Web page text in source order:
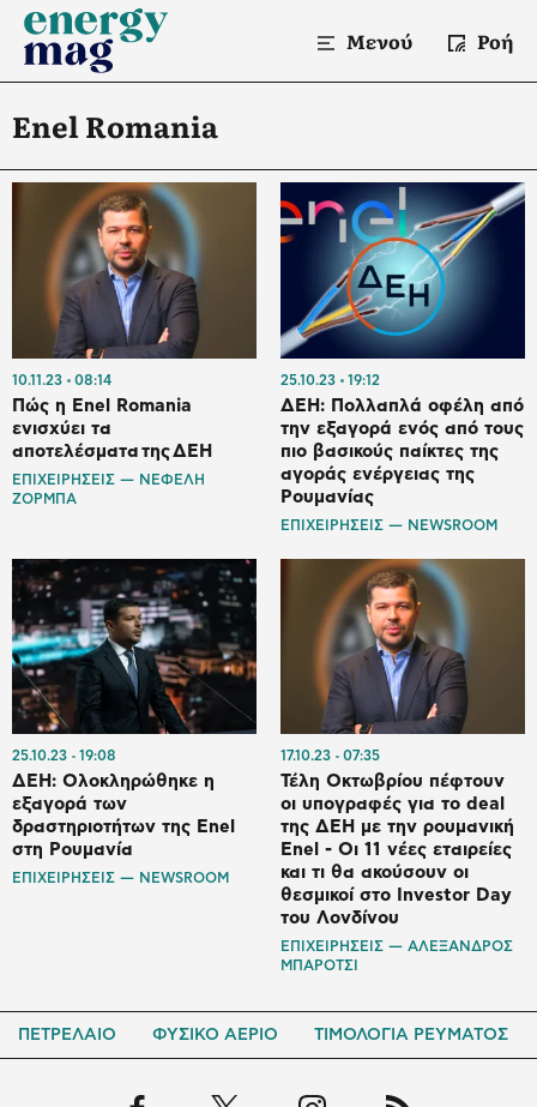
Μενού Ροή
Enel Romania
10.11.23 08:14
Πώς η Enel Romania
ενισχύει τα
αποτελέσματα της ΔΕΗ
ΕΠΙΧΕΙΡΗΣΕΙΣ — ΝΕΦΕΛΗ
ΖΟΡΜΠΑ
25.10.23 19:12
ΔΕΗ: Πολλαπλά οφέλη από
την εξαγορά ενός από τους
πιο βασικούς παίκτες της
αγοράς ενέργειας της
Ρουμανίας
ΕΠΙΧΕΙΡΗΣΕΙΣ — NEWSROOM
25.10.23 19:08
ΔΕΗ: Ολοκληρώθηκε η
εξαγορά των
δραστηριοτήτων της Enel
στη Ρουμανία
ΕΠΙΧΕΙΡΗΣΕΙΣ — NEWSROOM
17.10.23 07:35
Τέλη Οκτωβρίου πέφτουν
οι υπογραφές για το deal
της ΔΕΗ με την ρουμανική
Enel - Οι 11 νέες εταιρείες
και τι θα ακούσουν οι
θεσμικοί στο Investor Day
του Λονδίνου
ΕΠΙΧΕΙΡΗΣΕΙΣ — ΑΛΕΞΑΝΔΡΟΣ
ΜΠΑΡΟΤΣΙ
ΠΕΤΡΕΛΑΙΟ ΦΥΣΙΚΟ ΑΕΡΙΟ ΤΙΜΟΛΟΓΙΑ ΡΕΥΜΑΤΟΣ